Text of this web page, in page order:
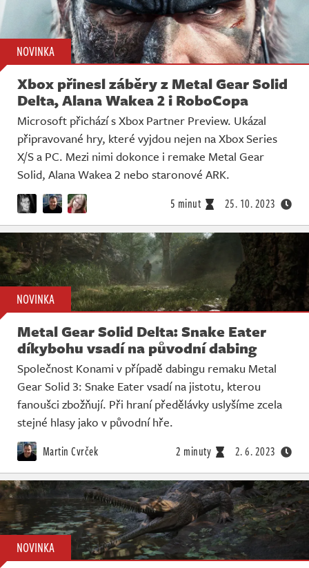
NOVINKA
Xbox přinesl záběry z Metal Gear Solid
Delta, Alana Wakea 2 i RoboCopa
Microsoft přichází s Xbox Partner Preview. Ukázal
připravované hry, které vyjdou nejen na Xbox Series
X/S a PC. Mezi nimi dokonce i remake Metal Gear
Solid, Alana Wakea 2 nebo staronové ARK.
5 minut 25. 10. 2023
NOVINKA
Metal Gear Solid Delta: Snake Eater
díkybohu vsadí na původní dabing
Společnost Konami v případě dabingu remaku Metal
Gear Solid 3: Snake Eater vsadí na jistotu, kterou
fanoušci zbožňují. Při hraní předělávky uslyšíme zcela
stejné hlasy jako v původní hře.
Martin Cvrček 2 minuty 2. 6. 2023
NOVINKA